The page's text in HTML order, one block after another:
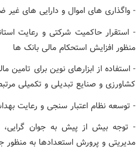
- واگذاری های اموال و دارایی های غیر
- استقرار حاکمیت شرکتی و رعایت
منظور افزایش استحکام مالی بانک ها
- استفاده از ابزارهای نوین برای
کشاورزی و صنایع تبدیلی و تکمیلی
- توسعه نظام اعتبار سنجی و رعایت
- توجه بیش از پیش به جوان گرایی،
مدیریتی و پرورش استعدادها به منظور